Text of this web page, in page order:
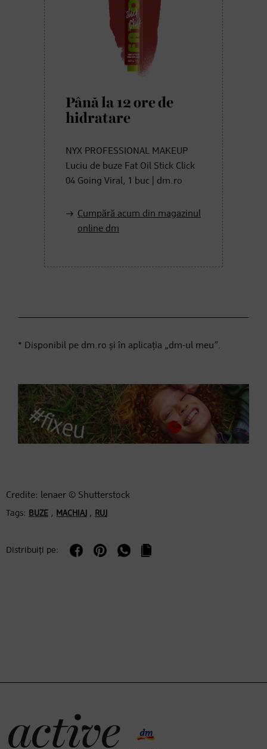
Până la 12 ore de
hidratare
NYX PROFESSIONAL MAKEUP
Luciu de buze Fat Oil Stick Click
04 Going Viral, 1 buc | dm.ro
Cumpără acum din magazinul
online dm
* Disponibil pe dm.ro și în aplicația „dm-ul meu”.
Credite: lenaer © Shutterstock
Tags: BUZE , MACHIAJ , RUJ
Distribuiți pe: